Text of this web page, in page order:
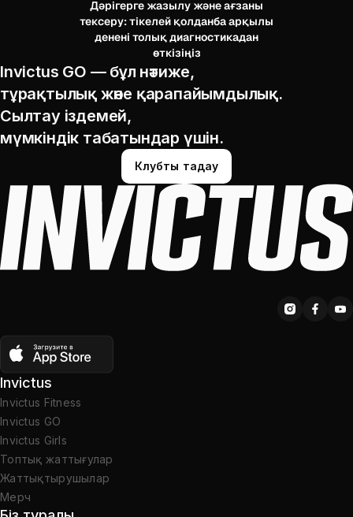
Дәрігерге жазылу және ағзаны
тексеру: тікелей қолданба арқылы
денені толық диагностикадан
өткізіңіз
Invictus GO — бұл нәтиже,
тұрақтылық және қарапайымдылық.
Сылтау іздемей,
мүмкіндік табатындар үшін.
Клубты таңдау
Invictus
Invictus Fitness
Invictus GO
Invictus Girls
Топтық жаттығулар
Жаттықтырушылар
Мерч